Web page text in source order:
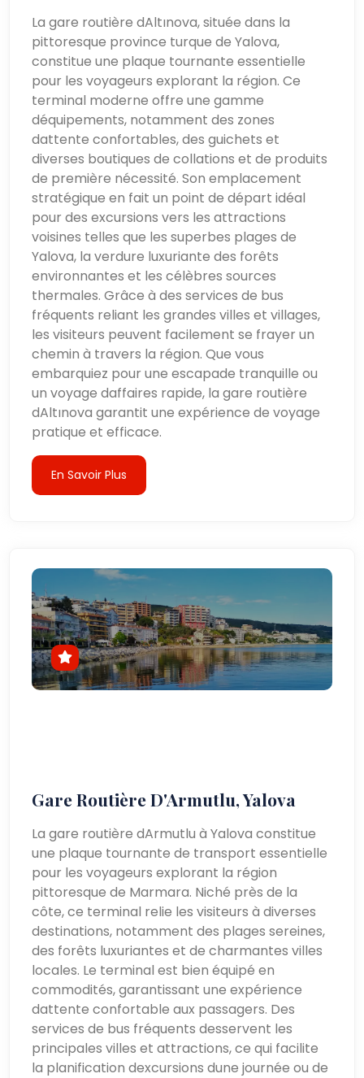
La gare routière dAltınova, située dans la
pittoresque province turque de Yalova,
constitue une plaque tournante essentielle
pour les voyageurs explorant la région. Ce
terminal moderne offre une gamme
déquipements, notamment des zones
dattente confortables, des guichets et
diverses boutiques de collations et de produits
de première nécessité. Son emplacement
stratégique en fait un point de départ idéal
pour des excursions vers les attractions
voisines telles que les superbes plages de
Yalova, la verdure luxuriante des forêts
environnantes et les célèbres sources
thermales. Grâce à des services de bus
fréquents reliant les grandes villes et villages,
les visiteurs peuvent facilement se frayer un
chemin à travers la région. Que vous
embarquiez pour une escapade tranquille ou
un voyage daffaires rapide, la gare routière
dAltınova garantit une expérience de voyage
pratique et efficace.
En Savoir Plus
Gare Routière D'Armutlu, Yalova
La gare routière dArmutlu à Yalova constitue
une plaque tournante de transport essentielle
pour les voyageurs explorant la région
pittoresque de Marmara. Niché près de la
côte, ce terminal relie les visiteurs à diverses
destinations, notamment des plages sereines,
des forêts luxuriantes et de charmantes villes
locales. Le terminal est bien équipé en
commodités, garantissant une expérience
dattente confortable aux passagers. Des
services de bus fréquents desservent les
principales villes et attractions, ce qui facilite
la planification dexcursions dune journée ou de